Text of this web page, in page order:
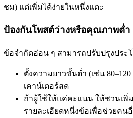
ชม) แต่เพิ่มได้ง่ายในหนึ่งแตะ
ป้องกันโพสต์ว่างหรือคุณภาพต่ำ
ข้อจำกัดอ่อน ๆ สามารถปรับปรุงประ
ตั้งความยาวขั้นต่ำ (เช่น
เคาน์เตอร์สด
ถ้าผู้ใช้ให้แค่คะแนน ให้ชวนเพิ่ม
รายละเอียดหนึ่งข้อเพื่อช่วยคน